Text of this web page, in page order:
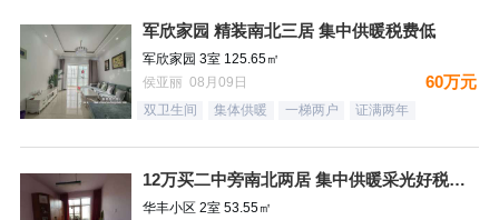
军欣家园 精装南北三居 集中供暖税费低
军欣家园 3室 125.65㎡
侯亚丽 08月09日
60万元
双卫生间 集体供暖 一梯两户 证满两年
12万买二中旁南北两居 集中供暖采光好税费低
华丰小区 2室 53.55㎡